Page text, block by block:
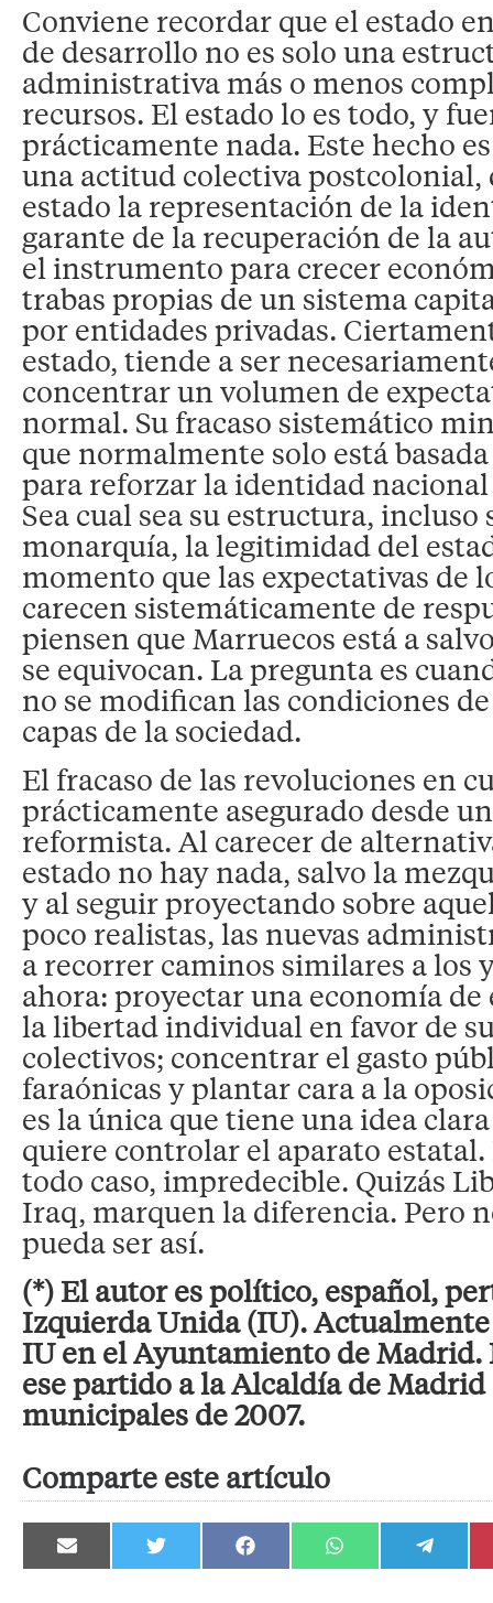
Conviene recordar que el estado
de desarrollo no es solo una
administrativa más o menos
recursos. El estado lo es todo, y
prácticamente nada. Este hecho
una actitud colectiva postcolonial,
estado la representación de la
garante de la recuperación de la
el instrumento para crecer
trabas propias de un sistema
por entidades privadas.
estado, tiende a ser
concentrar un volumen de
normal. Su fracaso sistemático
que normalmente solo está
para reforzar la identidad
Sea cual sea su estructura, incluso
monarquía, la legitimidad del
momento que las expectativas de
carecen sistemáticamente de
piensen que Marruecos está a
se equivocan. La pregunta es
no se modifican las condiciones
capas de la sociedad.
El fracaso de las revoluciones en
prácticamente asegurado desde
reformista. Al carecer de
estado no hay nada, salvo la
y al seguir proyectando sobre
poco realistas, las nuevas
a recorrer caminos similares a los
ahora: proyectar una economía
la libertad individual en favor de
colectivos; concentrar el gasto
faraónicas y plantar cara a la
es la única que tiene una idea
quiere controlar el aparato
todo caso, impredecible. Quizás
Iraq, marquen la diferencia. Pero
pueda ser así.
(*) El autor es político, español,
Izquierda Unida (IU). Actualmente
IU en el Ayuntamiento de Madrid.
ese partido a la Alcaldía de Madrid
municipales de 2007.
Comparte este artículo
Compartir
en
Compartir
en
Compartir
en
Compartir
en
Compartir
en